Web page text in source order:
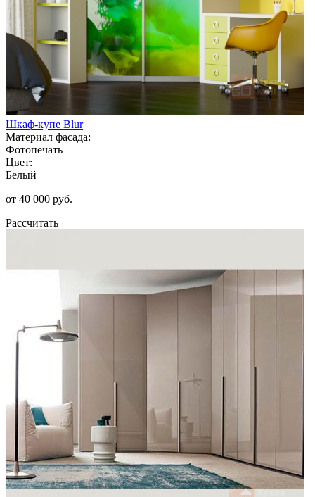
Шкаф-купе Blur
Материал фасада:
Фотопечать
Цвет:
Белый
от 40 000 руб.
Рассчитать